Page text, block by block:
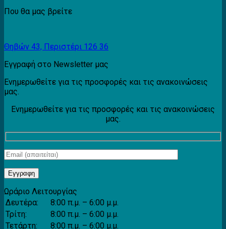
Που θα μας βρείτε
Θηβών 43, Περιστέρι 126 36
Εγγραφή στο Newsletter μας
Ενημερωθείτε για τις προσφορές και τις ανακοινώσεις
μας.
Ενημερωθείτε για τις προσφορές και τις ανακοινώσεις
μας.
Ωράριο Λειτουργίας
Δευτέρα:
8:00 π.μ. – 6:00 μ.μ.
Τρίτη:
8:00 π.μ. – 6:00 μ.μ.
Τετάρτη:
8:00 π.μ. – 6:00 μ.μ.